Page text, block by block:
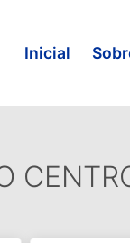
Inicial